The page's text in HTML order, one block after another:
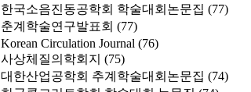
한국소음진동공학회 학술대회논문집 (77)
춘계학술연구발표회 (77)
Korean Circulation Journal (76)
사상체질의학회지 (75)
대한산업공학회 추계학술대회논문집 (74)